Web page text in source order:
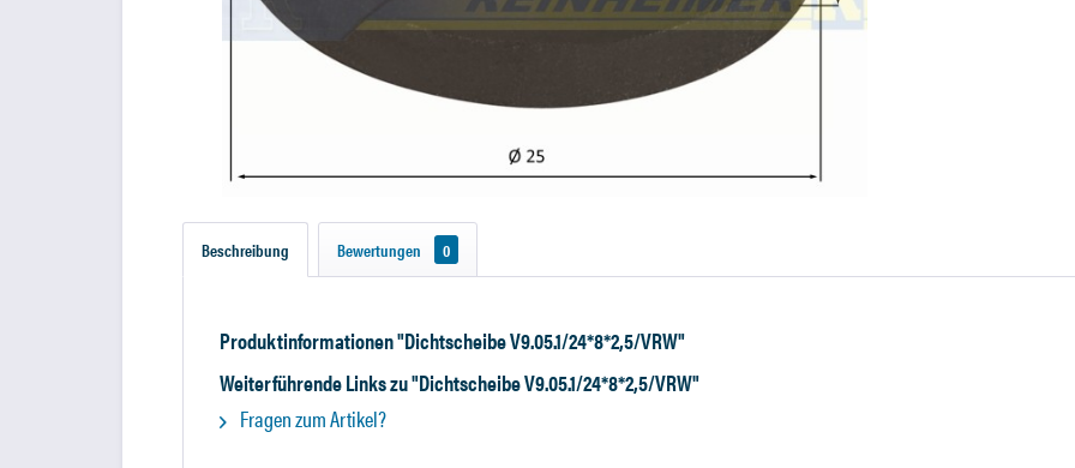
Beschreibung Bewertungen 0
Produktinformationen "Dichtscheibe V9.05.1/24*8*2,5/VRW"
Weiterführende Links zu "Dichtscheibe V9.05.1/24*8*2,5/VRW"
Fragen zum Artikel?